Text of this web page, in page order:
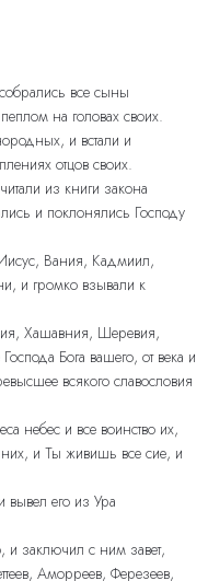
все сыны
на головах своих.
и встали и
отцов своих.
из книги закона
и поклонялись Господу
Вания, Кадмиил,
и громко взывали к
Хашавния, Шеревия,
Бога вашего, от века и
всякого славословия
небес и все воинство их,
и Ты живишь все сие, и
его из Ура
заключил с ним завет,
Аморреев, Ферезеев,